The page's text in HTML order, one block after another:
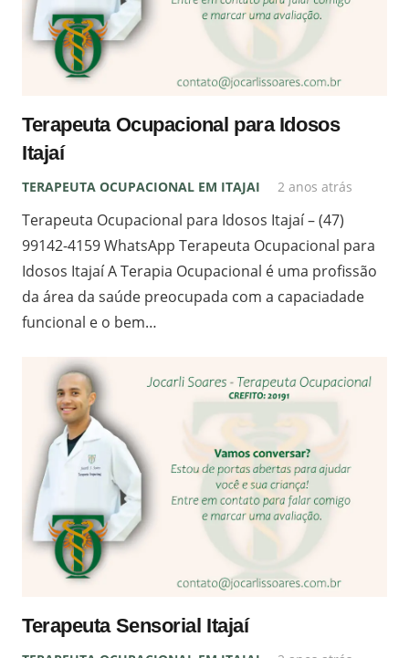
Terapeuta Ocupacional para Idosos
Itajaí
TERAPEUTA OCUPACIONAL EM ITAJAI 2 anos atrás
Terapeuta Ocupacional para Idosos Itajaí – (47)
99142-4159 WhatsApp Terapeuta Ocupacional para
Idosos Itajaí A Terapia Ocupacional é uma profissão
da área da saúde preocupada com a capaciadade
funcional e o bem…
Terapeuta Sensorial Itajaí